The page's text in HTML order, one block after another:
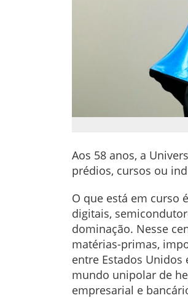
Aos 58 anos, a
prédios, cursos ou
O que está em curso
digitais,
dominação. Nesse
matérias-primas,
entre Estados
mundo unipolar de
empresarial e